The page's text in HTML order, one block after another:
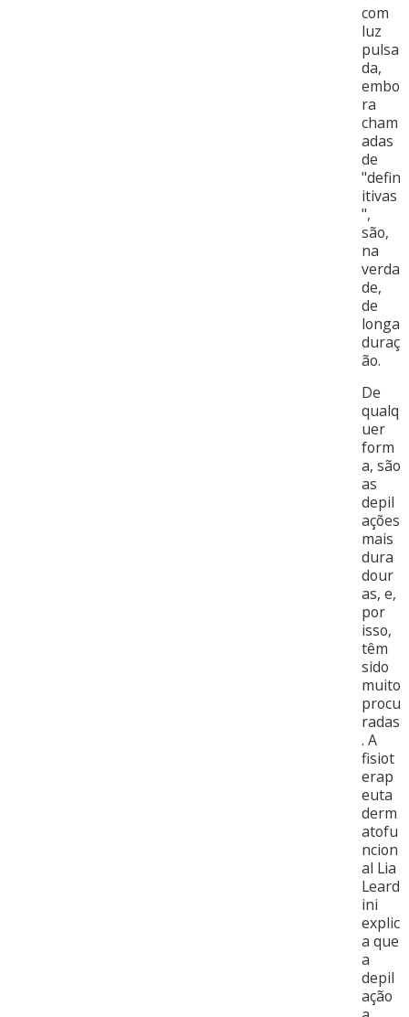
com
luz
pulsa
da,
embo
ra
cham
adas
de
"defin
itivas
",
são,
na
verda
de,
de
longa
duraç
ão.
De
qualq
uer
form
a, são
as
depil
ações
mais
dura
dour
as, e,
por
isso,
têm
sido
muito
procu
radas
. A
fisiot
erap
euta
derm
atofu
ncion
al Lia
Leard
ini
explic
a que
a
depil
ação